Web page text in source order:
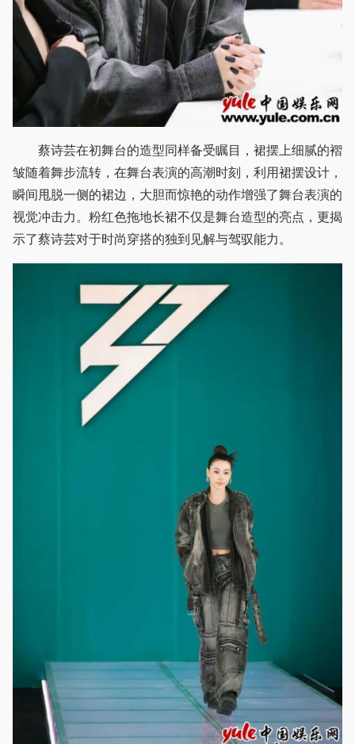
蔡诗芸在初舞台的造型同样备受瞩目，裙摆上细腻的褶
皱随着舞步流转，在舞台表演的高潮时刻，利用裙摆设计，
瞬间甩脱一侧的裙边，大胆而惊艳的动作增强了舞台表演的
视觉冲击力。粉红色拖地长裙不仅是舞台造型的亮点，更揭
示了蔡诗芸对于时尚穿搭的独到见解与驾驭能力。